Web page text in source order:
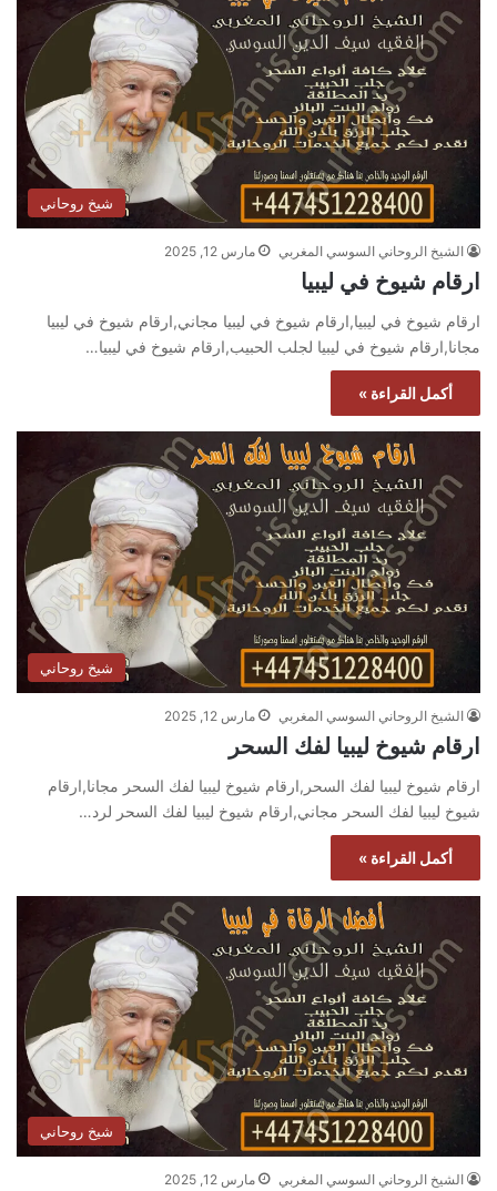
شيخ روحاني
الشيخ الروحاني السوسي المغربي مارس 12, 2025
ارقام شيوخ في ليبيا
ارقام شيوخ في ليبيا,ارقام شيوخ في ليبيا مجاني,ارقام شيوخ في ليبيا
مجانا,ارقام شيوخ في ليبيا لجلب الحبيب,ارقام شيوخ في ليبيا…
أكمل القراءة »
شيخ روحاني
الشيخ الروحاني السوسي المغربي مارس 12, 2025
ارقام شيوخ ليبيا لفك السحر
ارقام شيوخ ليبيا لفك السحر,ارقام شيوخ ليبيا لفك السحر مجانا,ارقام
شيوخ ليبيا لفك السحر مجاني,ارقام شيوخ ليبيا لفك السحر لرد…
أكمل القراءة »
شيخ روحاني
الشيخ الروحاني السوسي المغربي مارس 12, 2025